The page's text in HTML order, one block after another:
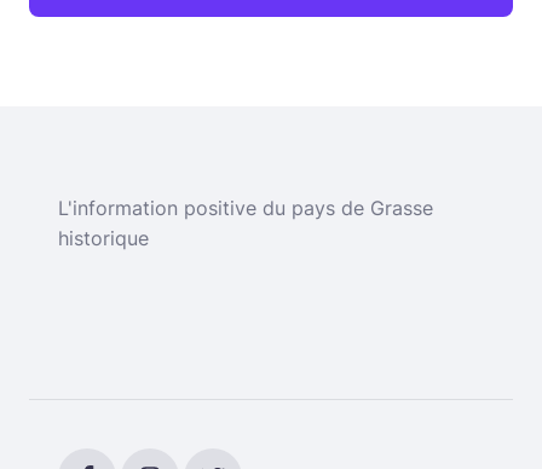
L'information positive du pays de Grasse
historique